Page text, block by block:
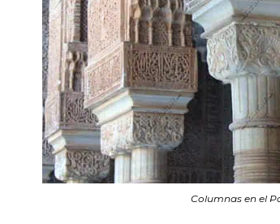
Columnas en el